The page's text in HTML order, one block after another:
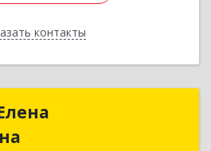
контакты
Назад
ИП Кудрина Елена